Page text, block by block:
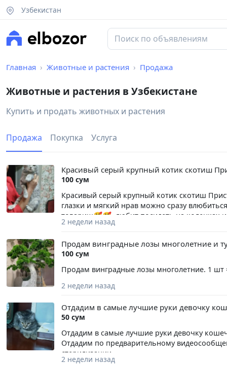
Узбекистан
Главная Животные и растения Продажа
Животные и растения в Узбекистане
Купить и продать животных и растения
Продажа Покупка Услуга
Красивый серый крупный котик скотиш
100 сум
Красивый серый крупный котик скотиш
глазки и мягкий нрав можно сразу
товарищ🥰🥰, любит посидеть на коленках
ненавязчивым отслеживанием судьбы по
2 недели назад
Продам винградные лозы многолетние и
100 сум
Продам винградные лозы многолетние. 1 шт
2 недели назад
Отдадим в самые лучшие руки девочку
50 сум
Отдадим в самые лучшие руки девочку
Отдадим по предварительному
стерилизации
2 недели назад